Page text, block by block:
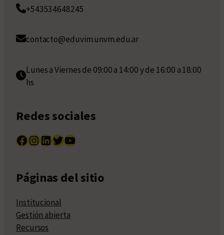
+543534648245
contacto@eduvim.unvm.edu.ar
Lunes a Viernes de 09:00 a 14:00 y de 16:00 a 18:00
hs
Redes sociales
Facebook InstagramLinkedIn Twitter YouTube
Páginas del sitio
Institucional
Gestión abierta
Recursos